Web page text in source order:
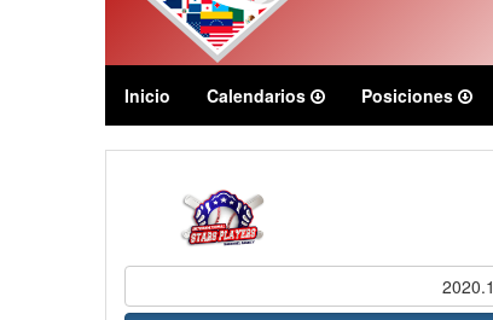
Inicio Calendarios Posiciones
2020.1